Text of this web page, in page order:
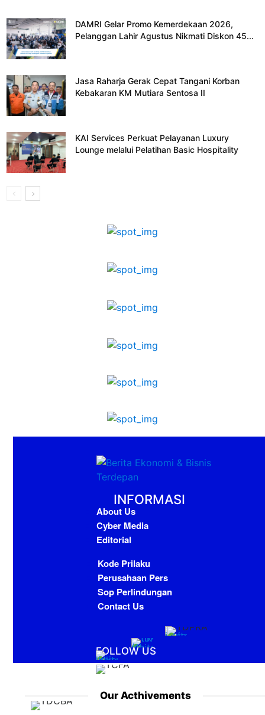
DAMRI Gelar Promo Kemerdekaan 2026,
Pelanggan Lahir Agustus Nikmati Diskon 45...
Jasa Raharja Gerak Cepat Tangani Korban
Kebakaran KM Mutiara Sentosa II
KAI Services Perkuat Pelayanan Luxury
Lounge melalui Pelatihan Basic Hospitality
INFORMASI
About Us
Cyber Media
Editorial
Kode Prilaku
Perusahaan Pers
Sop Perlindungan
Contact Us
FOLLOW US
Our Acthivements